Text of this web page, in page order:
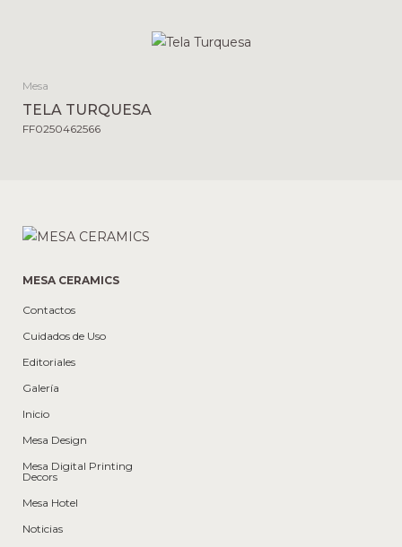
Mesa
TELA TURQUESA
FF0250462566
MESA CERAMICS
Contactos
Cuidados de Uso
Editoriales
Galería
Inicio
Mesa Design
Mesa Digital Printing
Decors
Mesa Hotel
Noticias